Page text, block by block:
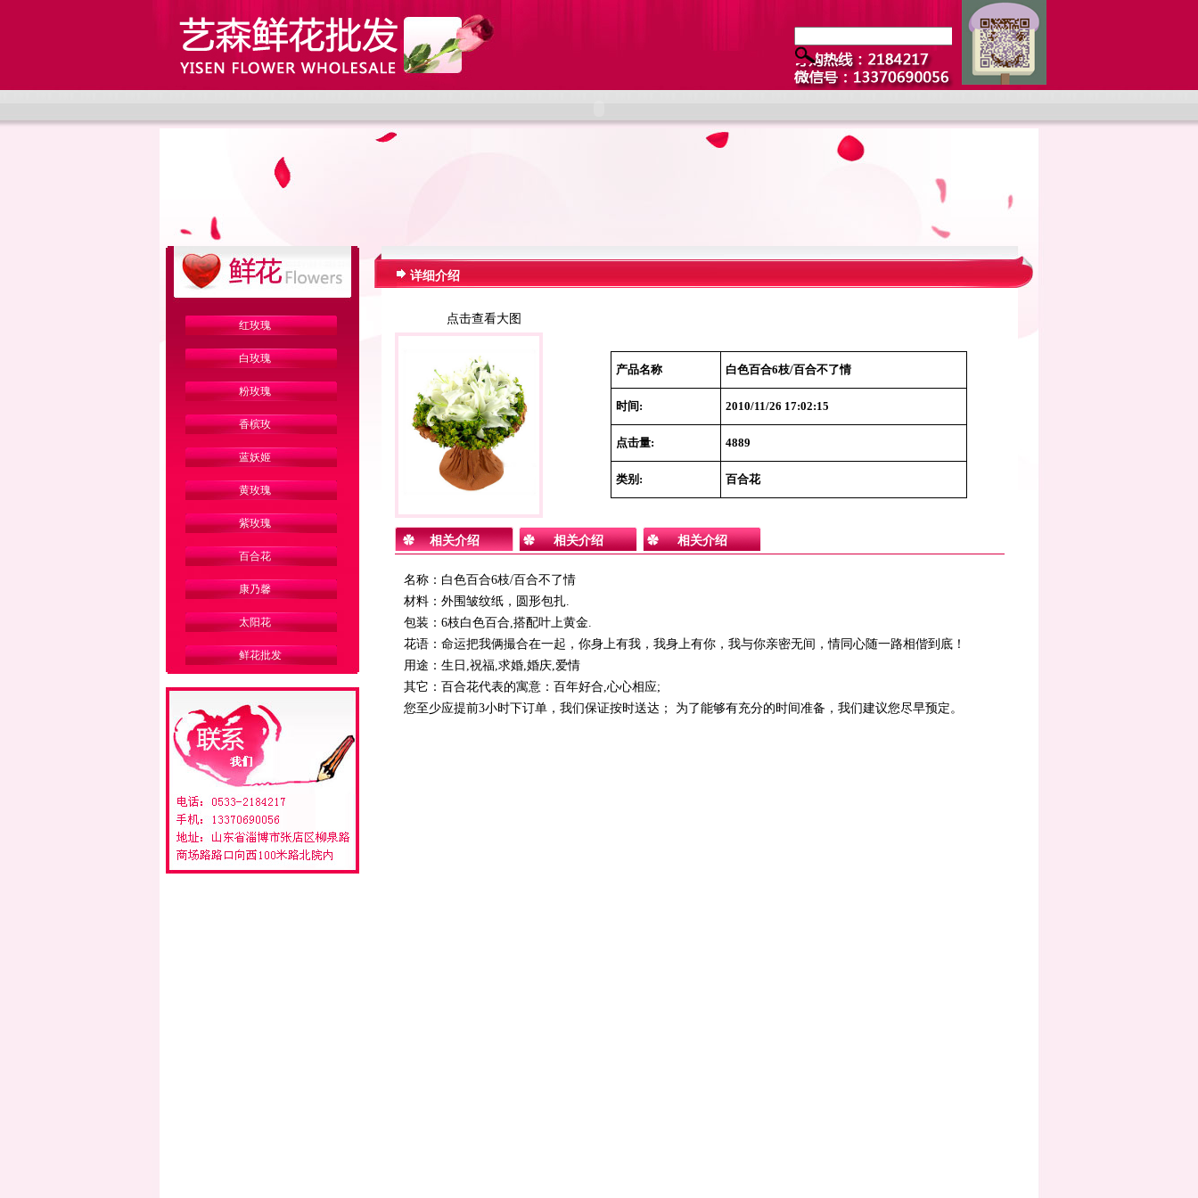
红玫瑰
白玫瑰
粉玫瑰
香槟玫
蓝妖姬
黄玫瑰
紫玫瑰
百合花
康乃馨
太阳花
鲜花批发
详细介绍
点击查看大图
产品名称 白色百合6枝/百合不了情
时间: 2010/11/26 17:02:15
点击量: 4889
类别: 百合花
相关介绍 相关介绍 相关介绍
名称：白色百合6枝/百合不了情
材料：外围皱纹纸，圆形包扎.
包装：6枝白色百合,搭配叶上黄金.
花语：命运把我俩撮合在一起，你身上有我，我身上有你，我与你亲密无间，情同心随一路相偕到底！
用途：生日,祝福,求婚,婚庆,爱情
其它：百合花代表的寓意：百年好合,心心相应;
您至少应提前3小时下订单，我们保证按时送达； 为了能够有充分的时间准备，我们建议您尽早预定。